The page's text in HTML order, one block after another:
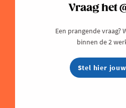
Vraag het
Een prangende vraag?
binnen de 2
Stel hier